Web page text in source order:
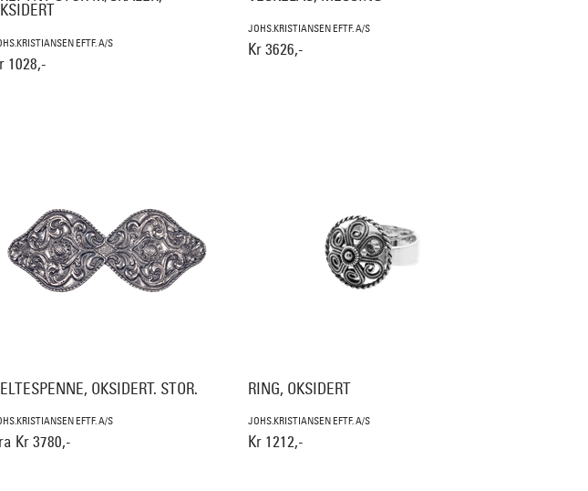
EFTF. A/S
1028,-
JOHS.KRISTIANSEN EFTF. A/S
Kr 3626,-
OKSIDERT. STOR.
EFTF. A/S
Kr 3780,-
RING, OKSIDERT
JOHS.KRISTIANSEN EFTF. A/S
Kr 1212,-